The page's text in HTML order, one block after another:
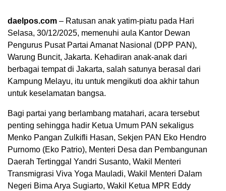
daelpos.com – Ratusan anak yatim-piatu pada Hari
Selasa, 30/12/2025, memenuhi aula Kantor Dewan
Pengurus Pusat Partai Amanat Nasional (DPP PAN),
Warung Buncit, Jakarta. Kehadiran anak-anak dari
berbagai tempat di Jakarta, salah satunya berasal dari
Kampung Melayu, itu untuk mengikuti doa akhir tahun
untuk keselamatan bangsa.
Bagi partai yang berlambang matahari, acara tersebut
penting sehingga hadir Ketua Umum PAN sekaligus
Menko Pangan Zulkifli Hasan, Sekjen PAN Eko Hendro
Purnomo (Eko Patrio), Menteri Desa dan Pembangunan
Daerah Tertinggal Yandri Susanto, Wakil Menteri
Transmigrasi Viva Yoga Mauladi, Wakil Menteri Dalam
Negeri Bima Arya Sugiarto, Wakil Ketua MPR Eddy